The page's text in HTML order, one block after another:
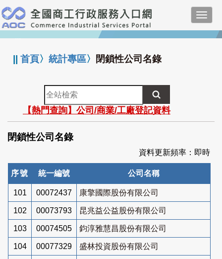
跳
到
主
要
:::
||首頁〉統計專區〉 閉鎖性公司名錄
全
站
檢
索
【熱門查詢】公司/商業/工廠登記資料
閉鎖性公司名錄
資料更新頻率：即時
序號 統一編號 公司名稱
101 00072437 康擎國際股份有限公司
102 00073793 昆兆益公益股份有限公司
103 00074505 鈞淳雅慧昌股份有限公司
104 00077329 盛林投資股份有限公司